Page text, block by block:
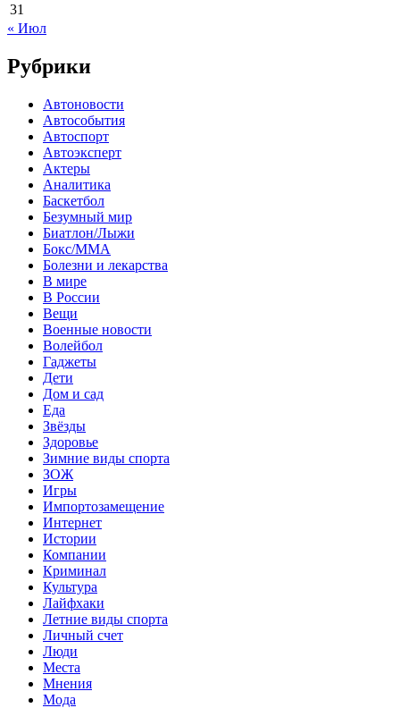
31
« Июл
Рубрики
Автоновости
Автособытия
Автоспорт
Автоэксперт
Актеры
Аналитика
Баскетбол
Безумный мир
Биатлон/Лыжи
Бокс/MMA
Болезни и лекарства
В мире
В России
Вещи
Военные новости
Волейбол
Гаджеты
Дети
Дом и сад
Еда
Звёзды
Здоровье
Зимние виды спорта
ЗОЖ
Игры
Импортозамещение
Интернет
Истории
Компании
Криминал
Культура
Лайфхаки
Летние виды спорта
Личный счет
Люди
Места
Мнения
Мода